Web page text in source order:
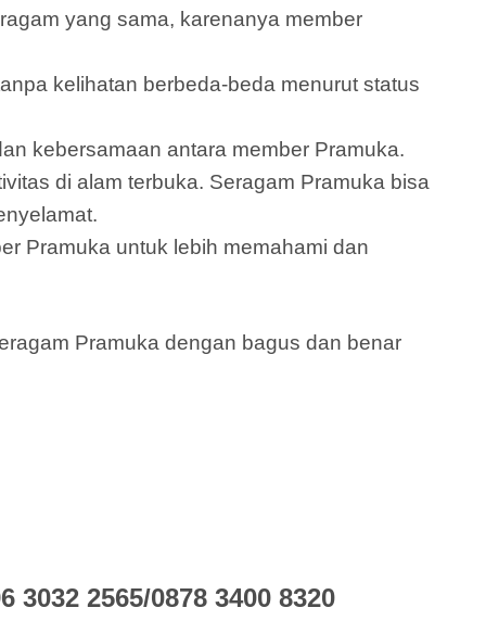
yang sama, karenanya member
kelihatan berbeda-beda menurut status
kebersamaan antara member Pramuka.
di alam terbuka. Seragam Pramuka bisa
Pramuka untuk lebih memahami dan
Pramuka dengan bagus dan benar
3032 2565/0878 3400 8320